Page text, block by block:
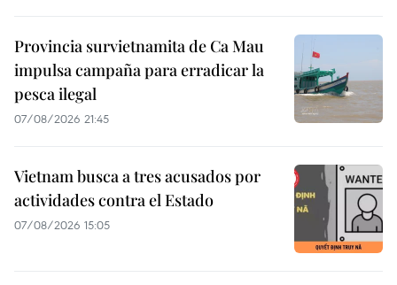
Provincia survietnamita de Ca Mau
impulsa campaña para erradicar la
pesca ilegal
07/08/2026 21:45
Vietnam busca a tres acusados por
actividades contra el Estado
07/08/2026 15:05